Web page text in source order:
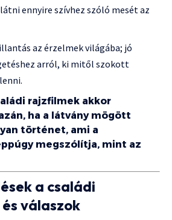
ennyire szívhez szóló mesét az
az érzelmek világába; jó
arról, ki mitől szokott
rajzfilmek akkor
ha a látvány mögött
történet, ami a
megszólítja, mint az
a családi
válaszok